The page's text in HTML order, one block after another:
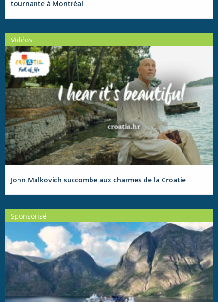
tournante à Montréal
Vidéos
John Malkovich succombe aux charmes de la Croatie
Sponsorisé